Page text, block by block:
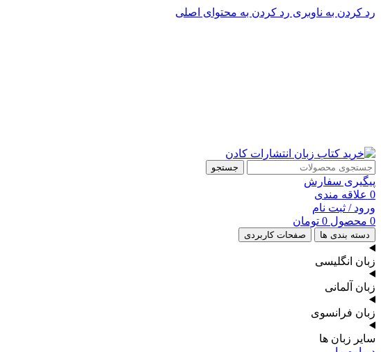
رد کردن به ناوبری رد کردن به محتوای اصلی
جستجو
پیگیری سفارش
0 علاقه مندی
ورود / ثبت نام
0 محصول 0 تومان
دسته بندی ها صفحات کاربردی
زبان انگلیسی
زبان آلمانی
زبان فرانسوی
سایر زبان ها